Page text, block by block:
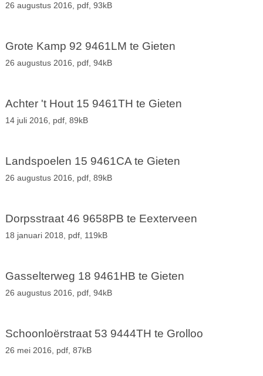
26 augustus 2016, pdf, 93kB
Grote Kamp 92 9461LM te Gieten
26 augustus 2016, pdf, 94kB
Achter 't Hout 15 9461TH te Gieten
14 juli 2016, pdf, 89kB
Landspoelen 15 9461CA te Gieten
26 augustus 2016, pdf, 89kB
Dorpsstraat 46 9658PB te Eexterveen
18 januari 2018, pdf, 119kB
Gasselterweg 18 9461HB te Gieten
26 augustus 2016, pdf, 94kB
Schoonloërstraat 53 9444TH te Grolloo
26 mei 2016, pdf, 87kB